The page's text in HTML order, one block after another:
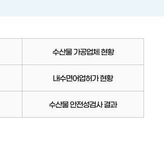
수산물 가공업체 현황
내수면어업허가 현황
수산물 안전성검사 결과